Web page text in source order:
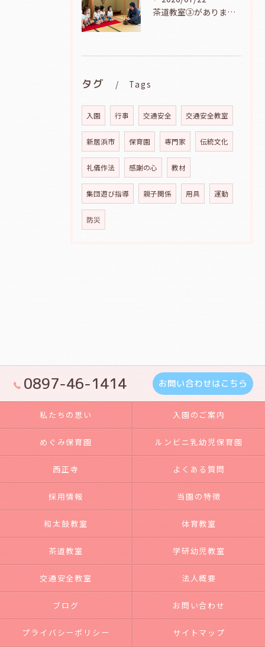
茶道教室③がありました（年長児、７月２１日）
タグ Tags
入園 行事 交通安全 交通安全教室
新居浜市 保育園 専門家 伝統文化
礼儀作法 感謝の心 教材
集団遊び指導 親子関係 用具 運動
防災
0897-46-1414 お問い合わせはこちら
私たちの思い 入園のご案内
めぐみ保育園 ルンビニ乳幼児保育園
西正寺 よくある質問
採用情報 当園の特徴
和太鼓教室 体育教室
茶道教室 学研幼児教室
交通安全教室 法人概要
ブログ お問い合わせ
プライバシーポリシー サイトマップ